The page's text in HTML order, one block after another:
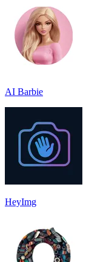
AI Barbie
HeyImg